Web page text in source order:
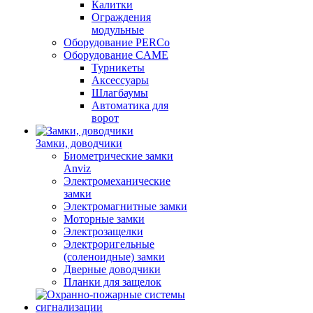
Калитки
Ограждения
модульные
Оборудование PERCo
Оборудование CAME
Турникеты
Аксессуары
Шлагбаумы
Автоматика для
ворот
Замки, доводчики
Биометрические замки
Anviz
Электромеханические
замки
Электромагнитные замки
Моторные замки
Электрозащелки
Электроригельные
(cоленоидные) замки
Дверные доводчики
Планки для защелок